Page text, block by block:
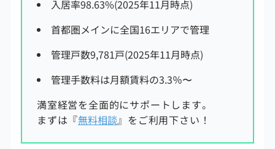
入居率98.63%(2025年11月時点)
首都圏メインに全国16エリアで管理
管理戸数9,781戸(2025年11月時点)
管理手数料は月額賃料の3.3％〜
満室経営を全面的にサポートします。
まずは『無料相談』をご利用下さい！